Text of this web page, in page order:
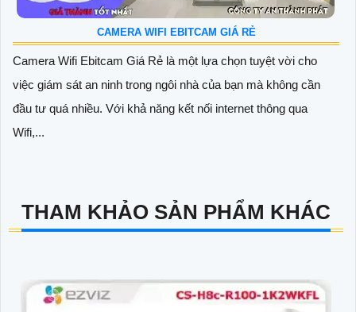
CAMERA WIFI EBITCAM GIÁ RẺ
Camera Wifi Ebitcam Giá Rẻ là một lựa chọn tuyệt vời cho
việc giám sát an ninh trong ngôi nhà của bạn mà không cần
đầu tư quá nhiều. Với khả năng kết nối internet thông qua
Wifi,...
THAM KHẢO SẢN PHẨM KHÁC